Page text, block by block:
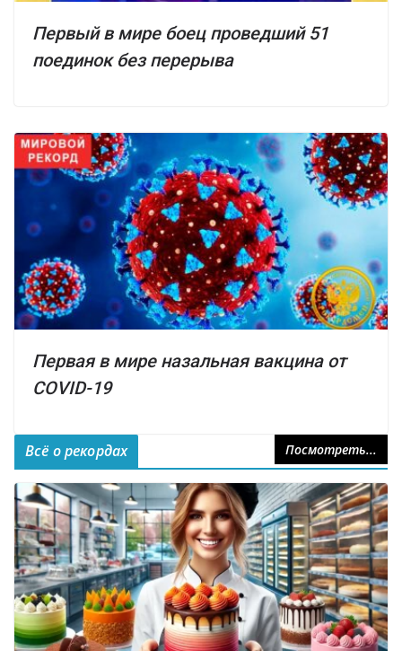
Первый в мире боец проведший 51
поединок без перерыва
Первая в мире назальная вакцина от
COVID-19
Всё о рекордах Посмотреть...